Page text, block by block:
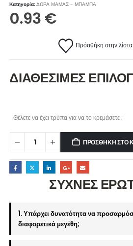
Κατηγορία:ΔΩΡΑ ΜΑΜΑΣ - ΜΠΑΜΠΑ
0.93 €
Πρόσθήκη στην
ΔΙΑΘΕΣΙΜΕΣ
Θέλετε να έχει τρύπα για να το κρεμάσετε ;
ΠΡΟΣΘΉΚΗ ΣΤΟ
ΣΥΧΝΕΣ
1. Υπάρχει δυνατότητα να
διαφορετικά μεγέθη;